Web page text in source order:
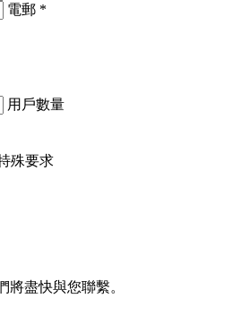
電郵 *
用戶數量
殊要求
將盡快與您聯繫。